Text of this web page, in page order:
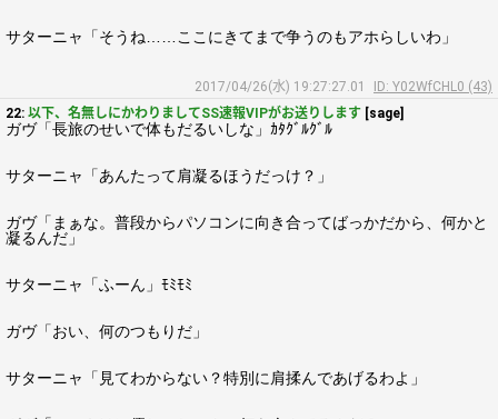
サターニャ「そうね……ここにきてまで争うのもアホらしいわ」
2017/04/26(水) 19:27:27.01
ID: Y02WfCHL0 (43)
22: 以下、名無しにかわりましてSS速報VIPがお送りします [sage]
ガヴ「長旅のせいで体もだるいしな」ｶﾀｸﾞﾙｸﾞﾙ
サターニャ「あんたって肩凝るほうだっけ？」
ガヴ「まぁな。普段からパソコンに向き合ってばっかだから、何かと
凝るんだ」
サターニャ「ふーん」ﾓﾐﾓﾐ
ガヴ「おい、何のつもりだ」
サターニャ「見てわからない？特別に肩揉んであげるわよ」